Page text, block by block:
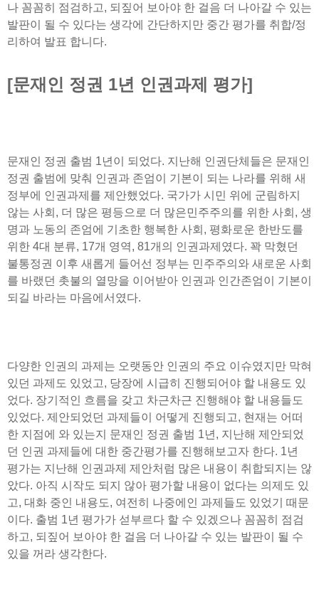
나 꼼꼼히 점검하고, 되짚어 보아야 한 걸음 더 나아갈 수 있는
발판이 될 수 있다는 생각에 간단하지만 중간 평가를 취합/정
리하여 발표 합니다.
[문재인 정권 1년 인권과제 평가]
문재인 정권 출범 1년이 되었다. 지난해 인권단체들은 문재인
정권 출범에 맞춰 인권과 존엄이 기본이 되는 나라를 위해 새
정부에 인권과제를 제안했었다. 국가가 시민 위에 군림하지
않는 사회, 더 많은 평등으로 더 많은민주주의를 위한 사회, 생
명과 노동의 존엄에 기초한 행복한 사회, 평화로운 한반도를
위한 4대 분류, 17개 영역, 81개의 인권과제였다. 꽉 막혔던
불통정권 이후 새롭게 들어선 정부는 민주주의와 새로운 사회
를 바랬던 촛불의 열망을 이어받아 인권과 인간존엄이 기본이
되길 바라는 마음에서였다.
다양한 인권의 과제는 오랫동안 인권의 주요 이슈였지만 막혀
있던 과제도 있었고, 당장에 시급히 진행되어야 할 내용도 있
었다. 장기적인 흐름을 갖고 차근차근 진행해야 할 내용들도
있었다. 제안되었던 과제들이 어떻게 진행되고, 현재는 어떠
한 지점에 와 있는지 문재인 정권 출범 1년, 지난해 제안되었
던 인권 과제들에 대한 중간평가를 진행해보고자 한다. 1년
평가는 지난해 인권과제 제안처럼 많은 내용이 취합되지는 않
았다. 아직 시작도 되지 않아 평가할 내용이 없다는 의제도 있
고, 대화 중인 내용도, 여전히 나중에인 과제들도 있었기 때문
이다. 출범 1년 평가가 섣부르다 할 수 있겠으나 꼼꼼히 점검
하고, 되짚어 보아야 한 걸음 더 나아갈 수 있는 발판이 될 수
있을 꺼라 생각한다.